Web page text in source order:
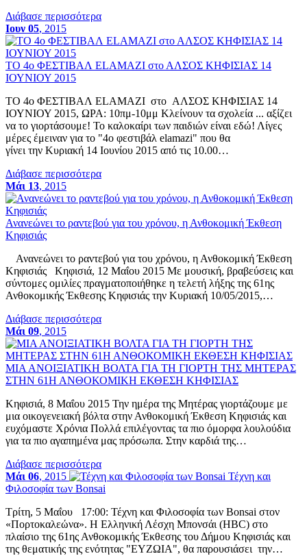
Διάβασε περισσότερα
Ιουν 05, 2015
ΤΟ 4ο ΦΕΣΤΙΒΑΛ ELAMAZI στο ΑΛΣΟΣ ΚΗΦΙΣΙΑΣ 14
ΙΟΥΝΙΟΥ 2015
ΤΟ 4ο ΦΕΣΤΙΒΑΛ ELAMAZI στο ΑΛΣΟΣ ΚΗΦΙΣΙΑΣ 14
ΙΟΥΝΙΟΥ 2015, ΩΡΑ: 10πμ-10μμ Κλείνουν τα σχολεία ... αξίζει
να το γιορτάσουμε! Το καλοκαίρι των παιδιών είναι εδώ! Λίγες
μέρες έμειναν για τo "4o φεστιβάλ elamazi" που θα
γίνει την Κυριακή 14 Ιουνίου 2015 από τις 10.00…
Διάβασε περισσότερα
Μάι 13, 2015
Ανανεώνει το ραντεβού για του χρόνου, η Ανθοκομική Έκθεση
Κηφισιάς
Ανανεώνει το ραντεβού για του χρόνου, η Ανθοκομική Έκθεση
Κηφισιάς Κηφισιά, 12 Μαΐου 2015 Με μουσική, βραβεύσεις και
σύντομες ομιλίες πραγματοποιήθηκε η τελετή λήξης της 61ης
Ανθοκομικής Έκθεσης Κηφισιάς την Κυριακή 10/05/2015,…
Διάβασε περισσότερα
Μάι 09, 2015
ΜΙΑ ΑΝΟΙΞΙΑΤΙΚΗ ΒΟΛΤΑ ΓΙΑ ΤΗ ΓΙΟΡΤΗ ΤΗΣ ΜΗΤΕΡΑΣ
ΣΤΗΝ 61Η ΑΝΘΟΚΟΜΙΚΗ ΕΚΘΕΣΗ ΚΗΦΙΣΙΑΣ
Κηφισιά, 8 Μαΐου 2015 Την ημέρα της Μητέρας γιορτάζουμε με
μια οικογενειακή βόλτα στην Ανθοκομική Έκθεση Κηφισιάς και
ευχόμαστε Χρόνια Πολλά επιλέγοντας τα πιο όμορφα λουλούδια
για τα πιο αγαπημένα μας πρόσωπα. Στην καρδιά της…
Διάβασε περισσότερα
Μάι 06, 2015
Τέχνη και
Φιλοσοφία των Bonsai
Τρίτη, 5 Μαΐου 17:00: Τέχνη και Φιλοσοφία των Bonsai στον
«Πορτοκαλεώνα». Η Ελληνική Λέσχη Μπονσάι (HBC) στο
πλαίσιο της 61ης Ανθοκομικής Έκθεσης του Δήμου Κηφισιάς και
της θεματικής της ενότητας "ΕΥΖΩΙΑ", θα παρουσιάσει την…